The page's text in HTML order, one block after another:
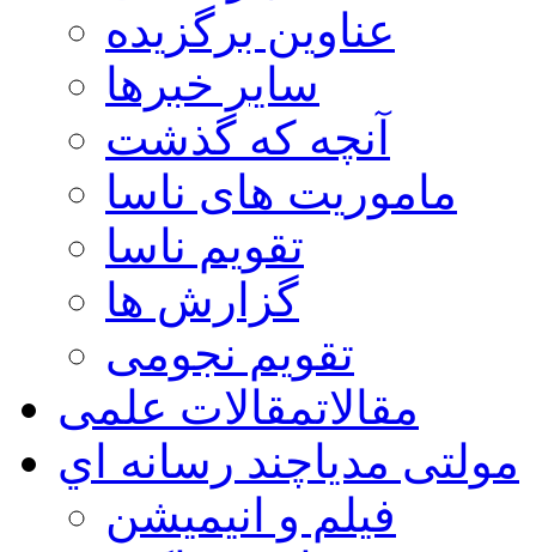
عناوین برگزیده
سایر خبرها
آنچه که گذشت
ماموریت های ناسا
تقویم ناسا
گزارش ها
تقویم نجومی
مقالاتمقالات علمی
مولتی مدیاچند رسانه اي
فیلم و انیمیشن